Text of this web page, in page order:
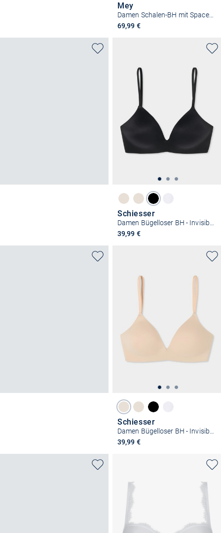
Mey
Damen Schalen-BH mit Spacer Cup - Amazing
69,99 €
Schiesser
Damen Bügelloser BH - Invisible Soft
39,99 €
Schiesser
Damen Bügelloser BH - Invisible Soft
39,99 €